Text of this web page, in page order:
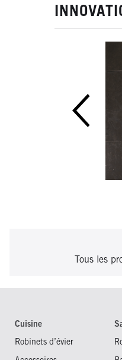
vous permettent,
facilement les
Tous les
Cuisine
Robinets d’évier